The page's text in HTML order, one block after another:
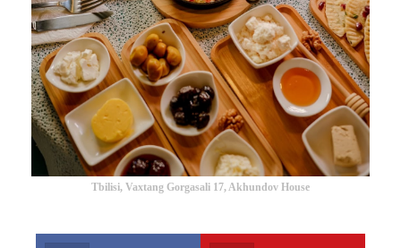
Tbilisi, Vaxtang Gorgasali 17, Akhundov House